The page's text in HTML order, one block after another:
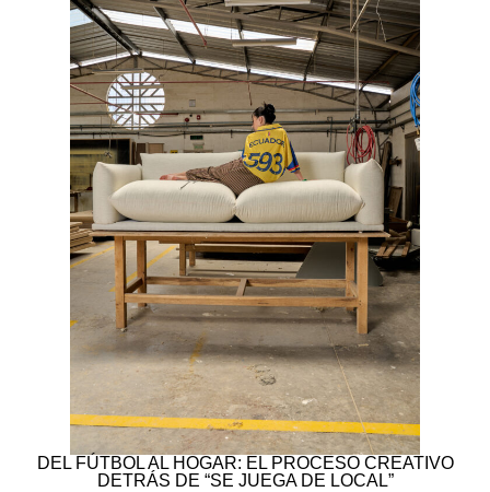
DEL FÚTBOL AL HOGAR: EL PROCESO CREATIVO
DETRÁS DE “SE JUEGA DE LOCAL”